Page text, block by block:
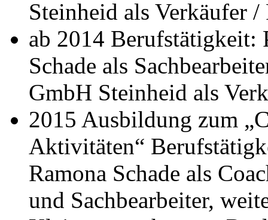
Steinheid als Verkäufer
ab 2014 Berufstätigkeit:
Schade als
GmbH Steinheid als
2015 Ausbildung zum
Aktivitäten“
Ramona Schade als
und Sachbearbeiter,